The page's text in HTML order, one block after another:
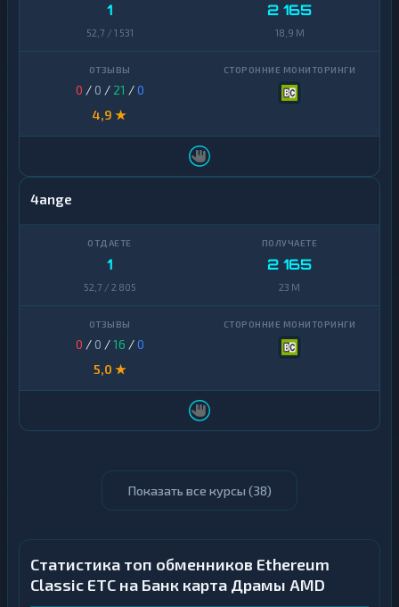
1
52,7 / 1 531
2 165
18,9 M
0 / 0 / 21 /0
4,9 ★
4ange
1
52,7 / 2 805
2 165
23 M
0 / 0 /16 /0
5,0 ★
Показать все курсы (38)
Статистика топ обменников Ethereum
Classic ETC на Банк карта Драмы AMD